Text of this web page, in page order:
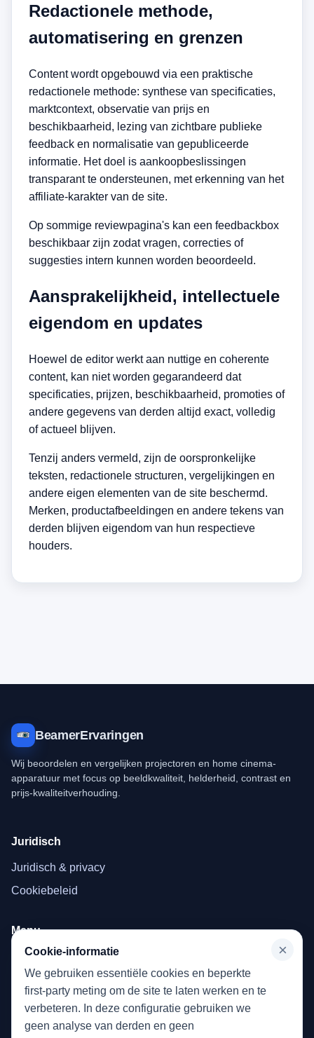
Redactionele methode,
automatisering en grenzen
Content wordt opgebouwd via een praktische
redactionele methode: synthese van specificaties,
marktcontext, observatie van prijs en
beschikbaarheid, lezing van zichtbare publieke
feedback en normalisatie van gepubliceerde
informatie. Het doel is aankoopbeslissingen
transparant te ondersteunen, met erkenning van het
affiliate-karakter van de site.
Op sommige reviewpagina's kan een feedbackbox
beschikbaar zijn zodat vragen, correcties of
suggesties intern kunnen worden beoordeeld.
Aansprakelijkheid, intellectuele
eigendom en updates
Hoewel de editor werkt aan nuttige en coherente
content, kan niet worden gegarandeerd dat
specificaties, prijzen, beschikbaarheid, promoties of
andere gegevens van derden altijd exact, volledig
of actueel blijven.
Tenzij anders vermeld, zijn de oorspronkelijke
teksten, redactionele structuren, vergelijkingen en
andere eigen elementen van de site beschermd.
Merken, productafbeeldingen en andere tekens van
derden blijven eigendom van hun respectieve
houders.
BeamerErvaringen
Wij beoordelen en vergelijken projectoren en home cinema-
apparatuur met focus op beeldkwaliteit, helderheid, contrast en
prijs-kwaliteitverhouding.
Juridisch
Juridisch & privacy
Cookiebeleid
Menu
Home
Beamer
×
Cookie-informatie
We gebruiken essentiële cookies en beperkte
first-party meting om de site te laten werken en te
verbeteren. In deze configuratie gebruiken we
geen analyse van derden en geen